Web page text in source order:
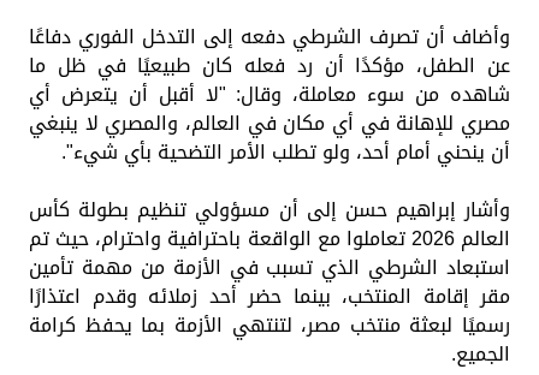
وأضاف أن تصرف الشرطي دفعه إلى التدخل الفوري دفاعًا
عن الطفل، مؤكدًا أن رد فعله كان طبيعيًا في ظل ما
شاهده من سوء معاملة، وقال: "لا أقبل أن يتعرض أي
مصري للإهانة في أي مكان في العالم، والمصري لا ينبغي
أن ينحني أمام أحد، ولو تطلب الأمر التضحية بأي شيء".
وأشار إبراهيم حسن إلى أن مسؤولي تنظيم بطولة كأس
العالم 2026 تعاملوا مع الواقعة باحترافية واحترام، حيث تم
استبعاد الشرطي الذي تسبب في الأزمة من مهمة تأمين
مقر إقامة المنتخب، بينما حضر أحد زملائه وقدم اعتذارًا
رسميًا لبعثة منتخب مصر، لتنتهي الأزمة بما يحفظ كرامة
الجميع.